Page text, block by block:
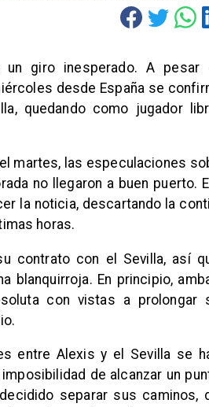
un giro inesperado. A pesar
desde España se
quedando como jugador
martes, las especulaciones
no llegaron a buen puerto.
la noticia, descartando la
horas.
contrato con el Sevilla, así
blanquirroja. En principio,
con vistas a prolongar
entre Alexis y el Sevilla se
de alcanzar un
separar sus caminos,